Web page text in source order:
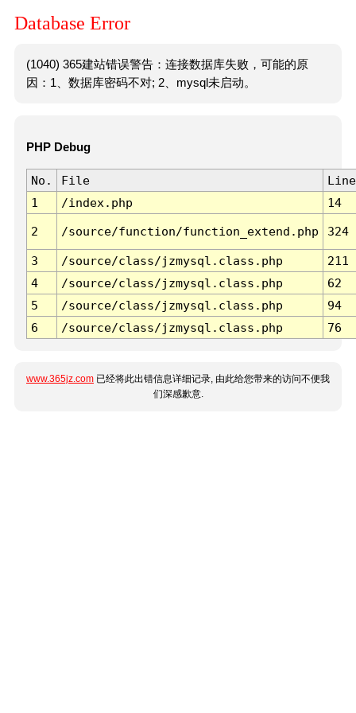
Database Error
(1040) 365建站错误警告：连接数据库失败，可能的原
因：1、数据库密码不对; 2、mysql未启动。
PHP Debug
No. File
Line
1
/index.php 14
2 /source/function/function_extend.php 324
3 /source/class/jzmysql.class.php
211
4
/source/class/jzmysql.class.php
62
5
/source/class/jzmysql.class.php
94
6
/source/class/jzmysql.class.php 76
www.365jz.com 已经将此出错信息详细记录, 由此给您带来的访问不便我
们深感歉意.